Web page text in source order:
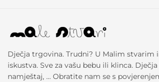
Dječja trgovina. Trudni? U Malim stvarim
iskustva. Sve za vašu bebu ili klinca.
namještaj, … Obratite nam se s